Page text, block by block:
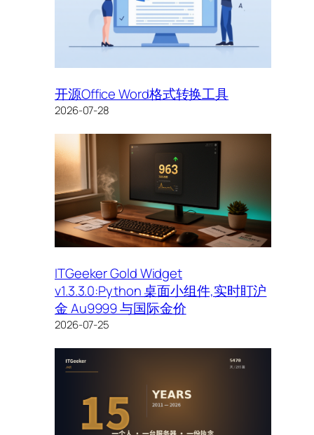
开源Office Word格式转换工具
2026-07-28
ITGeeker Gold Widget
v1.3.3.0:Python 桌面小组件,实时盯沪
金 Au9999 与国际金价
2026-07-25